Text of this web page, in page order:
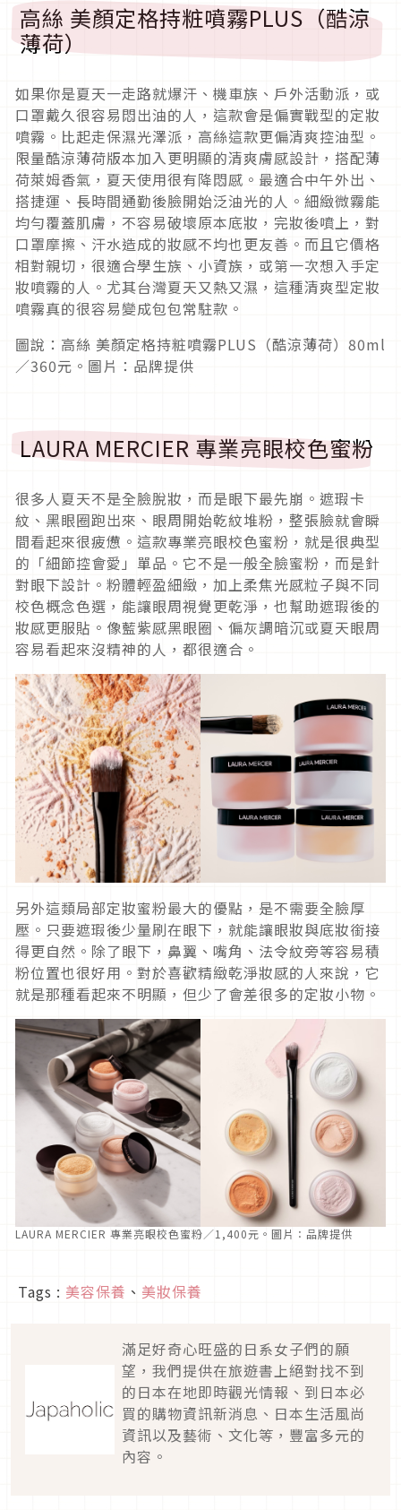
高絲 美顏定格持粧噴霧PLUS（酷涼
薄荷）
如果你是夏天一走路就爆汗、機車族、戶外活動派，或
口罩戴久很容易悶出油的人，這款會是偏實戰型的定妝
噴霧。比起走保濕光澤派，高絲這款更偏清爽控油型。
限量酷涼薄荷版本加入更明顯的清爽膚感設計，搭配薄
荷萊姆香氣，夏天使用很有降悶感。最適合中午外出、
搭捷運、長時間通勤後臉開始泛油光的人。細緻微霧能
均勻覆蓋肌膚，不容易破壞原本底妝，完妝後噴上，對
口罩摩擦、汗水造成的妝感不均也更友善。而且它價格
相對親切，很適合學生族、小資族，或第一次想入手定
妝噴霧的人。尤其台灣夏天又熱又濕，這種清爽型定妝
噴霧真的很容易變成包包常駐款。
圖說：高絲 美顏定格持粧噴霧PLUS（酷涼薄荷）80ml
／360元。圖片：品牌提供
LAURA MERCIER 專業亮眼校色蜜粉
很多人夏天不是全臉脫妝，而是眼下最先崩。遮瑕卡
紋、黑眼圈跑出來、眼周開始乾紋堆粉，整張臉就會瞬
間看起來很疲憊。這款專業亮眼校色蜜粉，就是很典型
的「細節控會愛」單品。它不是一般全臉蜜粉，而是針
對眼下設計。粉體輕盈細緻，加上柔焦光感粒子與不同
校色概念色選，能讓眼周視覺更乾淨，也幫助遮瑕後的
妝感更服貼。像藍紫感黑眼圈、偏灰調暗沉或夏天眼周
容易看起來沒精神的人，都很適合。
另外這類局部定妝蜜粉最大的優點，是不需要全臉厚
壓。只要遮瑕後少量刷在眼下，就能讓眼妝與底妝銜接
得更自然。除了眼下，鼻翼、嘴角、法令紋旁等容易積
粉位置也很好用。對於喜歡精緻乾淨妝感的人來說，它
就是那種看起來不明顯，但少了會差很多的定妝小物。
LAURA MERCIER 專業亮眼校色蜜粉／1,400元。圖片：品牌提供
Tags : 美容保養 、 美妝保養
滿足好奇心旺盛的日系女子們的願
望，我們提供在旅遊書上絕對找不到
的日本在地即時觀光情報、到日本必
買的購物資訊新消息、日本生活風尚
資訊以及藝術、文化等，豐富多元的
內容。